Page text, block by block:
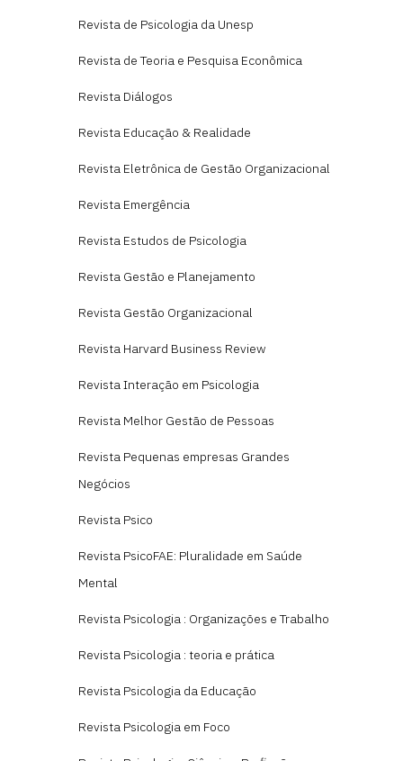
Revista de Psicologia da Unesp
Revista de Teoria e Pesquisa Econômica
Revista Diálogos
Revista Educação & Realidade
Revista Eletrônica de Gestão Organizacional
Revista Emergência
Revista Estudos de Psicologia
Revista Gestão e Planejamento
Revista Gestão Organizacional
Revista Harvard Business Review
Revista Interação em Psicologia
Revista Melhor Gestão de Pessoas
Revista Pequenas empresas Grandes
Negócios
Revista Psico
Revista PsicoFAE: Pluralidade em Saúde
Mental
Revista Psicologia : Organizações e Trabalho
Revista Psicologia : teoria e prática
Revista Psicologia da Educação
Revista Psicologia em Foco